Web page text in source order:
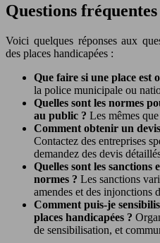
Questions fréquentes
Voici quelques réponses aux
des places handicapées :
Que faire si une place est
la police municipale ou
Quelles sont les normes
au public ? Les mêmes
Comment obtenir un
Contactez des entreprises
demandez des devis
Quelles sont les sanctions
normes ? Les sanctions
amendes et des injonctions
Comment puis-je
places handicapées ?
de sensibilisation, et